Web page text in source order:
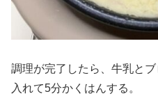
調理が完了したら、牛乳と
入れて5分かくはんする。